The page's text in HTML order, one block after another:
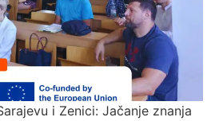
i Zenici: Jačanje znanja